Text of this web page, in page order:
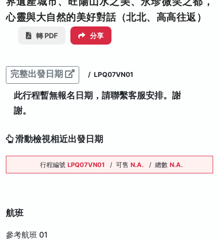
心靈與大自然的美好對話（北北、高高往返）
轉 PDF 分享
完整出發日期 / LPQ07VN01
此行程暫無報名日期，請聯繫客服安排。謝
謝。
滑動檢視相近出發日期
行程編號 LPQ07VN01 / 可售 N.A. / 總數 N.A.
航班
參考航班 01